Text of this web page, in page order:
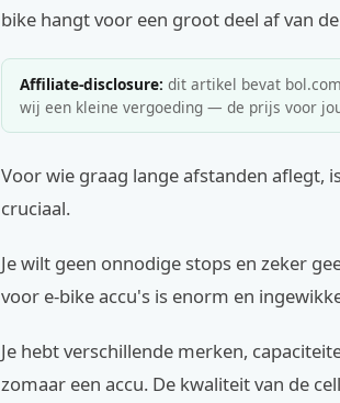
bike hangt voor een groot deel af van
Affiliate-disclosure: dit artikel bevat
wij een kleine vergoeding — de prijs voor
Voor wie graag lange afstanden aflegt,
cruciaal.
Je wilt geen onnodige stops en zeker
voor e-bike accu's is enorm en
Je hebt verschillende merken,
zomaar een accu. De kwaliteit van de